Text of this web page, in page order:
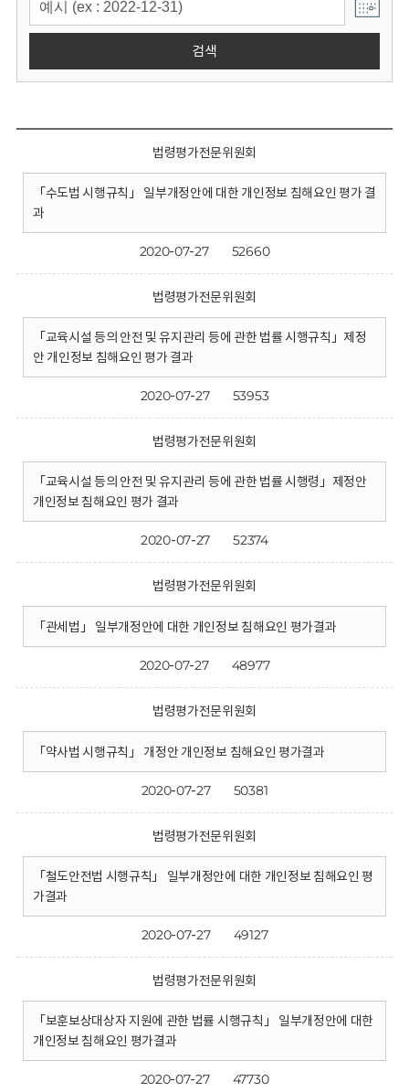
검색
법령평가전문위원회
「수도법 시행규칙」 일부개정안에 대한 개인정보 침해요인 평가 결
과
2020-07-27 52660
법령평가전문위원회
「교육시설 등의 안전 및 유지관리 등에 관한 법률 시행규칙」제정
안 개인정보 침해요인 평가 결과
2020-07-27 53953
법령평가전문위원회
「교육시설 등의 안전 및 유지관리 등에 관한 법률 시행령」제정안
개인정보 침해요인 평가 결과
2020-07-27 52374
법령평가전문위원회
「관세법」 일부개정안에 대한 개인정보 침해요인 평가결과
2020-07-27 48977
법령평가전문위원회
「약사법 시행규칙」 개정안 개인정보 침해요인 평가결과
2020-07-27 50381
법령평가전문위원회
「철도안전법 시행규칙」 일부개정안에 대한 개인정보 침해요인 평
가결과
2020-07-27 49127
법령평가전문위원회
「보훈보상대상자 지원에 관한 법률 시행규칙」 일부개정안에 대한
개인정보 침해요인 평가결과
2020-07-27 47730